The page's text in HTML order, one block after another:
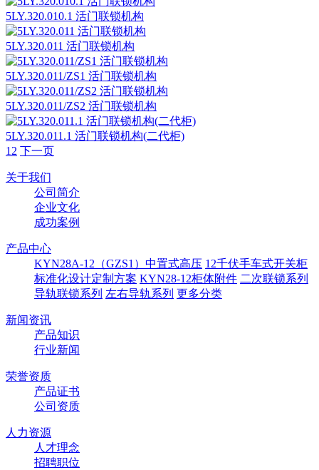
5LY.320.010.1 活门联锁机构
5LY.320.011 活门联锁机构
5LY.320.011/ZS1 活门联锁机构
5LY.320.011/ZS2 活门联锁机构
5LY.320.011.1 活门联锁机构(二代柜)
1 2 下一页
关于我们
公司简介
企业文化
成功案例
产品中心
KYN28A-12（GZS1）中置式高压 12千伏手车式开关柜
标准化设计定制方案 KYN28-12柜体附件 二次联锁系列
导轨联锁系列 左右导轨系列 更多分类
新闻资讯
产品知识
行业新闻
荣誉资质
产品证书
公司资质
人力资源
人才理念
招聘职位